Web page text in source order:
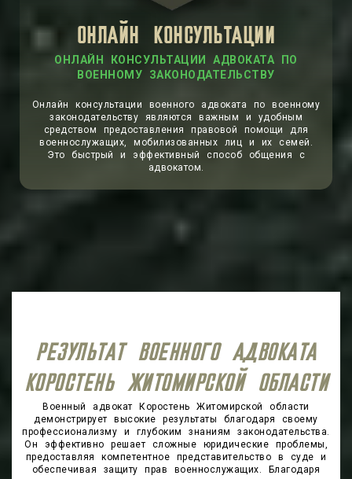
ОНЛАЙН КОНСУЛЬТАЦИИ
ОНЛАЙН КОНСУЛЬТАЦИИ АДВОКАТА ПО
ВОЕННОМУ ЗАКОНОДАТЕЛЬСТВУ
Онлайн консультации военного адвоката по военному
законодательству являются важным и удобным
средством предоставления правовой помощи для
военнослужащих, мобилизованных лиц и их семей.
Это быстрый и эффективный способ общения с
адвокатом.
РЕЗУЛЬТАТ ВОЕННОГО АДВОКАТА
КОРОСТЕНЬ ЖИТОМИРСКОЙ ОБЛАСТИ
Военный адвокат Коростень Житомирской области
демонстрирует высокие результаты благодаря своему
профессионализму и глубоким знаниям законодательства.
Он эффективно решает сложные юридические проблемы,
предоставляя компетентное представительство в суде и
обеспечивая защиту прав военнослужащих. Благодаря